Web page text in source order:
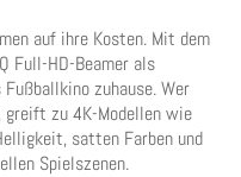
auf ihre Kosten. Mit dem
Full-HD-Beamer als
zuhause. Wer
zu 4K-Modellen wie
satten Farben und
Spielszenen.